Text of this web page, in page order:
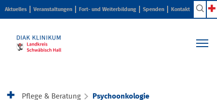
Aktuelles Veranstaltungen Fort- und Weiterbildung Spenden Kontakt
Pflege & Beratung Psychoonkologie